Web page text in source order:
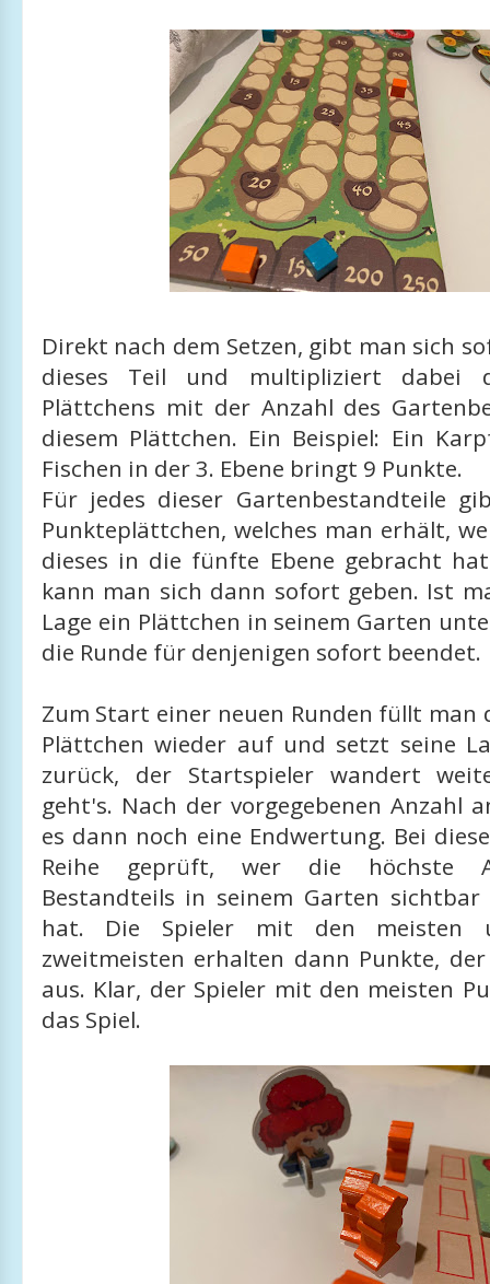
Direkt nach dem Setzen, gibt man sich
dieses Teil und multipliziert dabei
Plättchens mit der Anzahl des
diesem Plättchen. Ein Beispiel: Ein
Fischen in der 3. Ebene bringt 9 Punkte.
Für jedes dieser Gartenbestandteile
Punkteplättchen, welches man erhält,
dieses in die fünfte Ebene gebracht
kann man sich dann sofort geben. Ist
Lage ein Plättchen in seinem Garten
die Runde für denjenigen sofort beendet.
Zum Start einer neuen Runden füllt man
Plättchen wieder auf und setzt seine
zurück, der Startspieler wandert
geht's. Nach der vorgegebenen Anzahl
es dann noch eine Endwertung. Bei
Reihe geprüft, wer die höchste
Bestandteils in seinem Garten
hat. Die Spieler mit den meisten
zweitmeisten erhalten dann Punkte,
aus. Klar, der Spieler mit den meisten
das Spiel.